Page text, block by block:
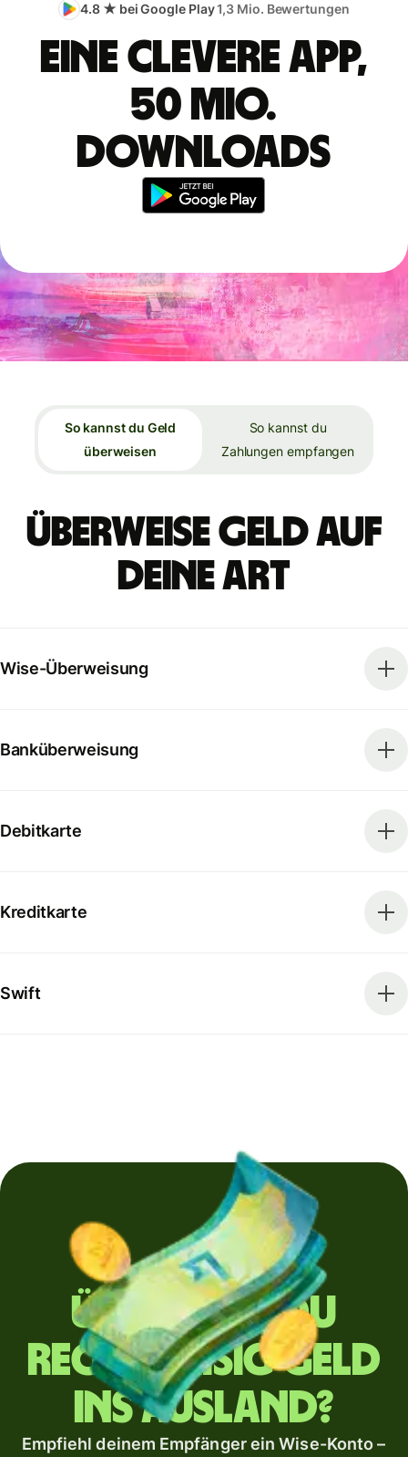
4.8 ★ bei Google Play1,3 Mio. Bewertungen
Eine clevere App,
50 Mio.
Downloads
So kannst du Geld
überweisen
So kannst du
Zahlungen empfangen
Überweise Geld auf
deine Art
Wise-Überweisung
Banküberweisung
Debitkarte
Kreditkarte
Swift
Überweist du
regelmäßig Geld
ins Ausland?
Empfiehl deinem Empfänger ein Wise-Konto –